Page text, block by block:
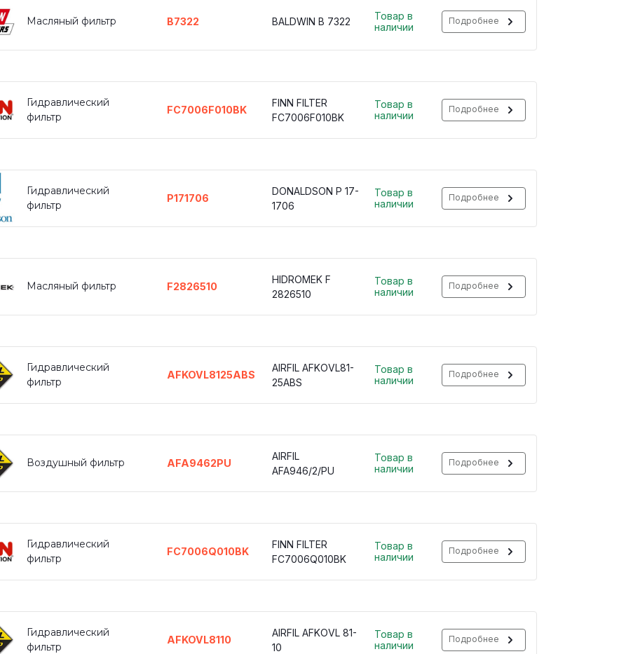
Масляный фильтр B7322 BALDWIN B 7322
Товар в
наличии
Подробнее
Гидравлический
фильтр
FC7006F010BK
FINN FILTER
FC7006F010BK
Товар в
наличии
Подробнее
Гидравлический
фильтр
P171706
DONALDSON P 17-
1706
Товар в
наличии
Подробнее
Масляный фильтр F2826510
HIDROMEK F
2826510
Товар в
наличии
Подробнее
Гидравлический
фильтр
AFKOVL8125ABS
AIRFIL AFKOVL81-
25ABS
Товар в
наличии
Подробнее
Воздушный фильтр AFA9462PU
AIRFIL
AFA946/2/PU
Товар в
наличии
Подробнее
Гидравлический
фильтр
FC7006Q010BK
FINN FILTER
FC7006Q010BK
Товар в
наличии
Подробнее
Гидравлический
фильтр
AFKOVL8110
AIRFIL AFKOVL 81-
10
Товар в
наличии
Подробнее